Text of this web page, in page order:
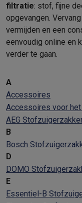
filtratie: stof, fijne
opgevangen.
vermijden en een
eenvoudig online en
verder te gaan.
A
Accessoires
Accessoires voor
AEG
B
Bosch
D
DOMO
E
Essentiel-B